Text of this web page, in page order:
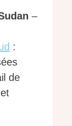
–
:
de